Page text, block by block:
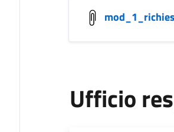
Ufficio